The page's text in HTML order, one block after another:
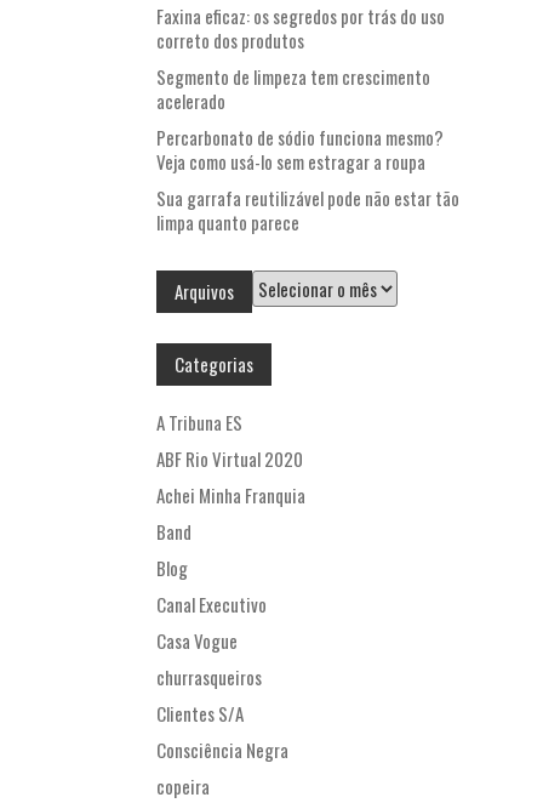
Faxina eficaz: os segredos por trás do uso
correto dos produtos
Segmento de limpeza tem crescimento
acelerado
Percarbonato de sódio funciona mesmo?
Veja como usá-lo sem estragar a roupa
Sua garrafa reutilizável pode não estar tão
limpa quanto parece
Arquivos Arquivos
Categorias
A Tribuna ES
ABF Rio Virtual 2020
Achei Minha Franquia
Band
Blog
Canal Executivo
Casa Vogue
churrasqueiros
Clientes S/A
Consciência Negra
copeira